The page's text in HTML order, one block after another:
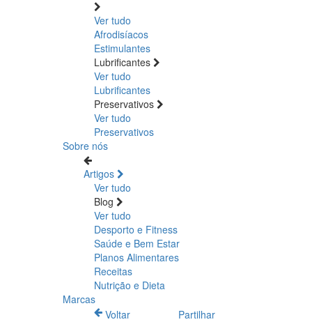
Ver tudo
Afrodisíacos
Estimulantes
Lubrificantes
Ver tudo
Lubrificantes
Preservativos
Ver tudo
Preservativos
Sobre nós
Artigos
Ver tudo
Blog
Ver tudo
Desporto e Fitness
Saúde e Bem Estar
Planos Alimentares
Receitas
Nutrição e Dieta
Marcas
Voltar
Partilhar